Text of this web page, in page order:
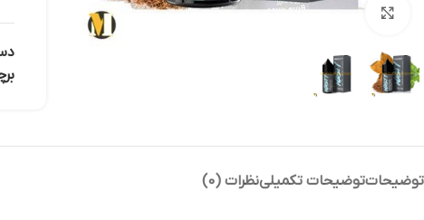
بزرگنمایی تصویر
توضیحاتتوضیحات تکمیلینظرات (0)